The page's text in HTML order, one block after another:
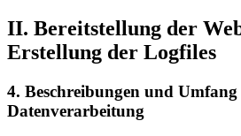
II. Bereitstellung der
Erstellung der Logfiles
4. Beschreibungen und
Datenverarbeitung